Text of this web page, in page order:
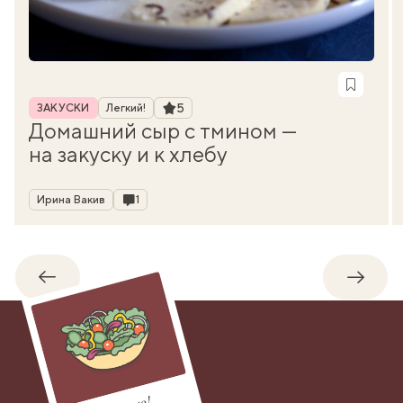
Рубрика
ЗАКУСКИ Легкий! Рейтинг
5
Домашний сыр с тмином —
на закуску и к хлебу
Автор
Ирина Вакив Комментарии
1
Обратно